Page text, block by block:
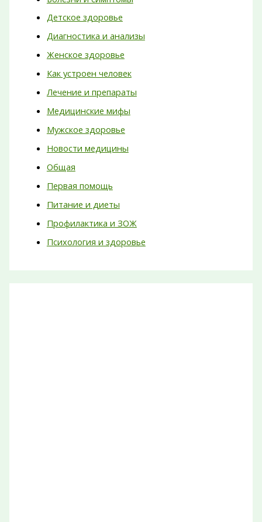
Детское здоровье
Диагностика и анализы
Женское здоровье
Как устроен человек
Лечение и препараты
Медицинские мифы
Мужское здоровье
Новости медицины
Общая
Первая помощь
Питание и диеты
Профилактика и ЗОЖ
Психология и здоровье